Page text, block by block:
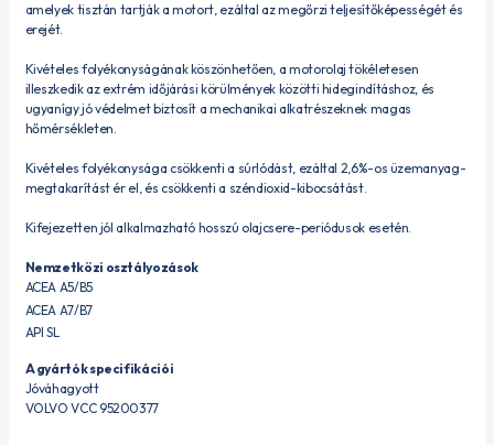
amelyek tisztán tartják a motort, ezáltal az megőrzi teljesítőképességét és
erejét.
Kivételes folyékonyságának köszönhetően, a motorolaj tökéletesen
illeszkedik az extrém időjárási körülmények közötti hidegindításhoz, és
ugyanígy jó védelmet biztosít a mechanikai alkatrészeknek magas
hőmérsékleten.
Kivételes folyékonysága csökkenti a súrlódást, ezáltal 2,6%-os üzemanyag-
megtakarítást ér el, és csökkenti a széndioxid-kibocsátást.
Kifejezetten jól alkalmazható hosszú olajcsere-periódusok esetén.
Nemzetközi osztályozások
ACEA A5/B5
ACEA A7/B7
API SL
A gyártók specifikációi
Jóváhagyott
VOLVO VCC 95200377